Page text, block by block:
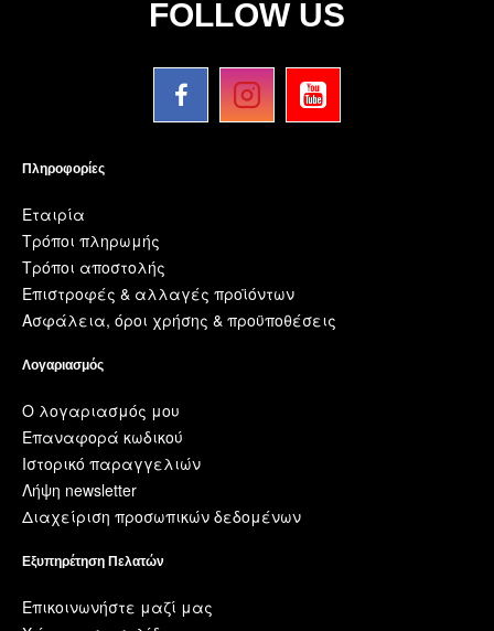
FOLLOW US
Πληροφορίες
Εταιρία
Τρόποι πληρωμής
Τρόποι αποστολής
Επιστροφές & αλλαγές προϊόντων
Ασφάλεια, όροι χρήσης & προϋποθέσεις
Λογαριασμός
Ο λογαριασμός μου
Επαναφορά κωδικού
Ιστορικό παραγγελιών
Λήψη newsletter
Διαχείριση προσωπικών δεδομένων
Εξυπηρέτηση Πελατών
Επικοινωνήστε μαζί μας